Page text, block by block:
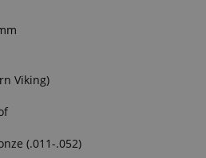
Viking)
(.011-.052)